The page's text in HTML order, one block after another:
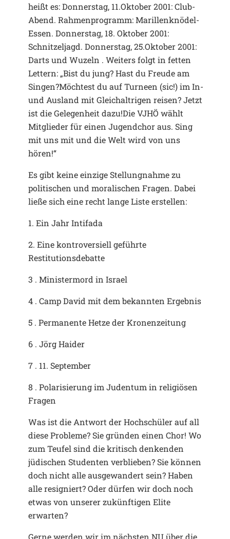
heißt es: Donnerstag, 11.Oktober 2001: Club-
Abend. Rahmenprogramm: Marillenknödel-
Essen. Donnerstag, 18. Oktober 2001:
Schnitzeljagd. Donnerstag, 25.Oktober 2001:
Darts und Wuzeln . Weiters folgt in fetten
Lettern: „Bist du jung? Hast du Freude am
Singen?Möchtest du auf Turneen (sic!) im In-
und Ausland mit Gleichaltrigen reisen? Jetzt
ist die Gelegenheit dazu!Die VJHÖ wählt
Mitglieder für einen Jugendchor aus. Sing
mit uns mit und die Welt wird von uns
hören!“
Es gibt keine einzige Stellungnahme zu
politischen und moralischen Fragen. Dabei
ließe sich eine recht lange Liste erstellen:
1. Ein Jahr Intifada
2. Eine kontroversiell geführte
Restitutionsdebatte
3 . Ministermord in Israel
4 . Camp David mit dem bekannten Ergebnis
5 . Permanente Hetze der Kronenzeitung
6 . Jörg Haider
7 . 11. September
8 . Polarisierung im Judentum in religiösen
Fragen
Was ist die Antwort der Hochschüler auf all
diese Probleme? Sie gründen einen Chor! Wo
zum Teufel sind die kritisch denkenden
jüdischen Studenten verblieben? Sie können
doch nicht alle ausgewandert sein? Haben
alle resigniert? Oder dürfen wir doch noch
etwas von unserer zukünftigen Elite
erwarten?
Gerne werden wir im nächsten NU über die